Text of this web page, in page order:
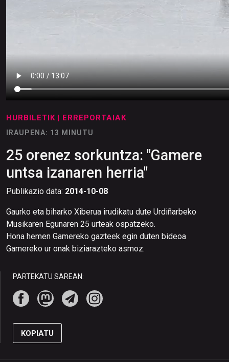
HURBILETIK | ERREPORTAIAK
IRAUPENA: 13 MINUTU
25 orenez sorkuntza: "Gamere
untsa izanaren herria"
Publikazio data: 2014-10-08
Gaurko eta biharko Xiberua irudikatu dute Urdiñarbeko
Musikaren Egunaren 25 urteak ospatzeko.
Hona hemen Gamereko gazteek egin duten bideoa
Gamereko ur onak biziarazteko asmoz.
PARTEKATU SAREAN:
KOPIATU